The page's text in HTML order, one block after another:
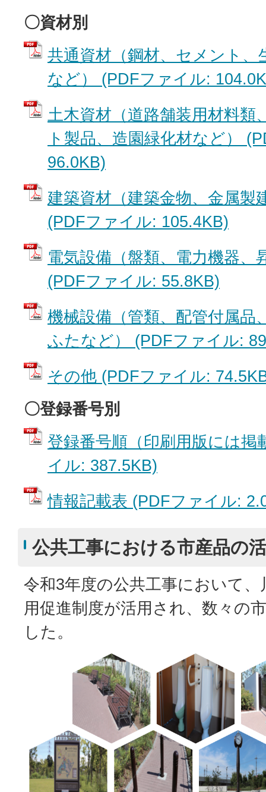
〇資材別
共通資材（鋼材、セメント、
など） (PDFファイル:
土木資材（道路舗装用材料類
ト製品、造園緑化材など）
96.0KB)
建築資材（建築金物、金属製
(PDFファイル: 105.4KB)
電気設備（盤類、電力機器、
(PDFファイル: 55.8KB)
機械設備（管類、配管付属品
ふたなど） (PDFファイル:
その他 (PDFファイル:
〇登録番号別
登録番号順（印刷用版には掲
イル: 387.5KB)
情報記載表 (PDFファイル:
公共工事における市産品の
令和3年度の公共工事において、
用促進制度が活用され、数々の
した。